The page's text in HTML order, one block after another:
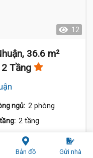
Bản đồ Gửi nhà
12
36.6 m²
Tầng
ngủ: 2 phòng
2 tầng
Đông Nam